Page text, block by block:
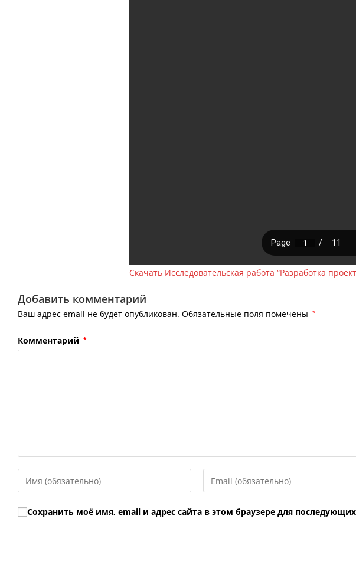
Скачать Исследовательская работа “Разработка
Добавить комментарий
Ваш адрес email не будет опубликован. Обязательные поля помечены *
Комментарий *
Введите
свое
имя
или
Введите
свой
Сохранить моё имя, email и адрес сайта в этом браузере для